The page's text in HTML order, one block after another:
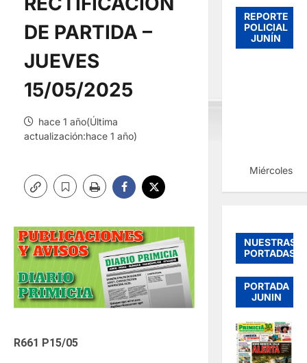
DE PARTIDA –
JUEVES
15/05/2025
hace 1 año(Última
actualización:hace 1 año)
R661 P15/05
REPORTE
POLICIAL
JUNÍN
Miércoles,
NUESTRAS
PORTADAS
PORTADA
JUNIN